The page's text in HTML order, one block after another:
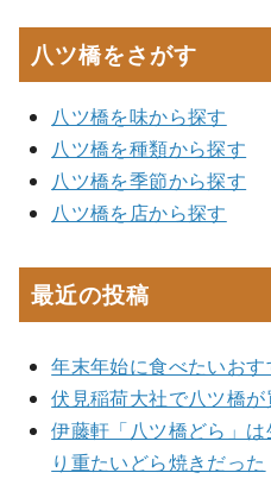
八ツ橋をさがす
八ツ橋を味から探す
八ツ橋を種類から探す
八ツ橋を季節から探す
八ツ橋を店から探す
最近の投稿
年末年始に食べたいおす
伏見稲荷大社で八ツ橋
伊藤軒「八ツ橋どら」
り重たいどら焼きだった